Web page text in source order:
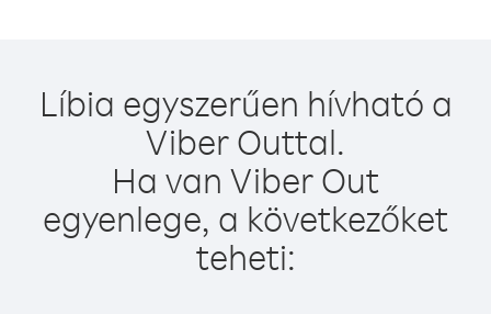
Líbia egyszerűen hívható a
Viber Outtal.
Ha van Viber Out
egyenlege, a következőket
teheti: